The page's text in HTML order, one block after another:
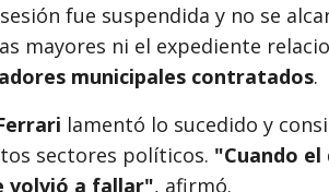
fue suspendida y no se
mayores ni el expediente
municipales contratados.
lamentó lo sucedido y
sectores políticos. "Cuando
volvió a fallar", afirmó.